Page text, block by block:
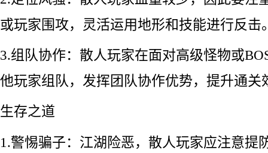
或玩家围攻，灵活运用地形和技能进行反击
3.组队协作：散人玩家在面对高级怪物或
他玩家组队，发挥团队协作优势，提升通关
生存之道
1.警惕骗子：江湖险恶，散人玩家应注意提